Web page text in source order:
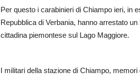
Per questo i carabinieri di Chiampo ieri, in
Repubblica di Verbania, hanno arrestato
cittadina piemontese sul Lago Maggiore.
I militari della stazione di Chiampo, memori